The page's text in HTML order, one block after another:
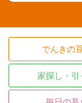
でんきの
家探し・引